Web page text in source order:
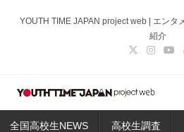
ス
YOUTH TIME JAPAN project web | エンタ
紹介
全国高校生NEWS 高校生調査